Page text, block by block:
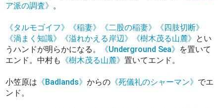
ア派の調査》 。
《タルモゴイフ》 《稲妻》 《二股の稲妻》
《四肢切断》
《渦まく知識》
《溢れかえる岸辺》 《樹木茂る山麓》 とい
うハンドが明らかになる。
《Underground Sea》 を置いて
エンド。中村も 《樹木茂る山麓》置いてエンド。
小笠原は 《Badlands》からの 《死儀礼のシャーマン》 でエ
ンド。